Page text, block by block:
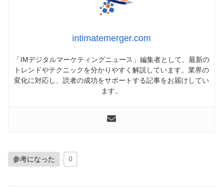
intimatemerger.com
「IMデジタルマーケティングニュース」編集者として、最新の
トレンドやテクニックを分かりやすく解説しています。業界の
変化に対応し、読者の成功をサポートする記事をお届けしてい
ます。
参考になった 0